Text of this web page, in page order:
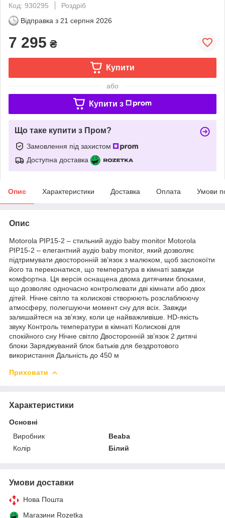
Код: 930295
Роздріб
Відправка з 21 серпня 2026
7 295 ₴
Купити
або
Купити з
Що таке купити з Пром?
Замовлення під захистом
Доступна доставка
Опис Характеристики Доставка Оплата Умови
Опис
Motorola PIP15-2 – стильний аудіо baby monitor Motorola
PIP15-2 – елегантний аудіо baby monitor, який дозволяє
підтримувати двосторонній зв’язок з малюком, щоб заспокоїти
його та переконатися, що температура в кімнаті завжди
комфортна. Ця версія оснащена двома дитячими блоками,
що дозволяє одночасно контролювати дві кімнати або двох
дітей. Нічне світло та колискові створюють розслаблюючу
атмосферу, полегшуючи момент сну для всіх. Завжди
залишайтеся на зв’язку, коли це найважливіше. HD-якість
звуку Контроль температури в кімнаті Колискові для
спокійного сну Нічне світло Двосторонній зв’язок 2 дитячі
блоки Заряджуваний блок батьків для бездротового
використання Дальність до 450 м
Приховати
Характеристики
Основні
Виробник
Beaba
Колір
Білий
Умови доставки
Нова Пошта
Магазини Rozetka